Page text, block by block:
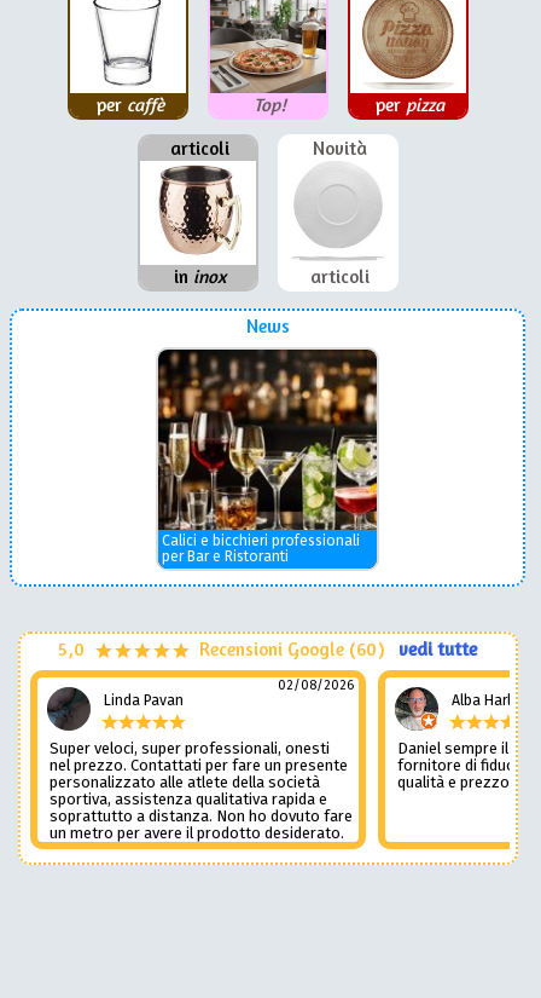
per caffè Top! per pizza
articoli
in inox
Novità
articoli
News
Calici e bicchieri professionali
per Bar e Ristoranti
5,0 Recensioni Google (60) vedi tutte
Linda Pavan
02/08/2026
Super veloci, super professionali, onesti
nel prezzo. Contattati per fare un presente
personalizzato alle atlete della società
sportiva, assistenza qualitativa rapida e
soprattutto a distanza. Non ho dovuto fare
un metro per avere il prodotto desiderato.
Una assistenza del genere è rara e
preziosa. Credo li contatterò ancora in
Alba Harley
Daniel sempre il
fornitore di fiducia
qualità e prezzo